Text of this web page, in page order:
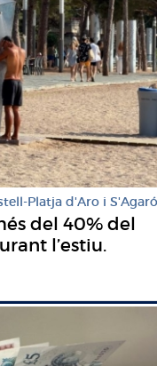
Platja d'Aro i S'Agaró
del 40% del
l’estiu.